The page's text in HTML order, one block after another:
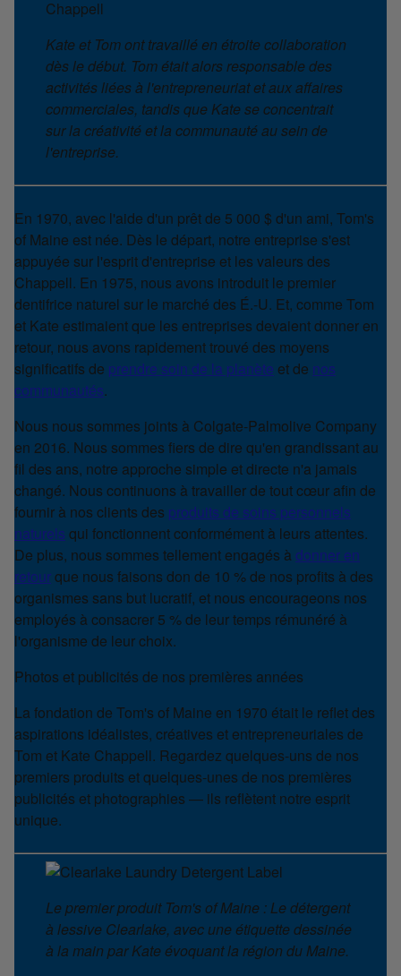
Kate et Tom ont travaillé en étroite collaboration
dès le début. Tom était alors responsable des
activités liées à l'entrepreneuriat et aux affaires
commerciales, tandis que Kate se concentrait
sur la créativité et la communauté au sein de
l'entreprise.
En 1970, avec l'aide d'un prêt de 5 000 $ d'un ami, Tom's
of Maine est née. Dès le départ, notre entreprise s'est
appuyée sur l'esprit d'entreprise et les valeurs des
Chappell. En 1975, nous avons introduit le premier
dentifrice naturel sur le marché des É.-U. Et, comme Tom
et Kate estimaient que les entreprises devaient donner en
retour, nous avons rapidement trouvé des moyens
significatifs de prendre soin de la planète et de nos
communautés.
Nous nous sommes joints à Colgate-Palmolive Company
en 2016. Nous sommes fiers de dire qu'en grandissant au
fil des ans, notre approche simple et directe n'a jamais
changé. Nous continuons à travailler de tout cœur afin de
fournir à nos clients des produits de soins personnels
naturels qui fonctionnent conformément à leurs attentes.
De plus, nous sommes tellement engagés à donner en
retourque nous faisons don de 10 % de nos profits à des
organismes sans but lucratif, et nous encourageons nos
employés à consacrer 5 % de leur temps rémunéré à
l'organisme de leur choix.
Photos et publicités de nos premières années
La fondation de Tom's of Maine en 1970 était le reflet des
aspirations idéalistes, créatives et entrepreneuriales de
Tom et Kate Chappell. Regardez quelques-uns de nos
premiers produits et quelques-unes de nos premières
publicités et photographies — ils reflètent notre esprit
unique.
Le premier produit Tom's of Maine : Le détergent
à lessive Clearlake, avec une étiquette dessinée
à la main par Kate évoquant la région du Maine.